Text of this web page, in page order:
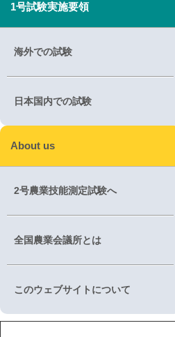
1号試験実施要領
海外での試験
日本国内での試験
About us
2号農業技能測定試験へ
全国農業会議所とは
このウェブサイトについて